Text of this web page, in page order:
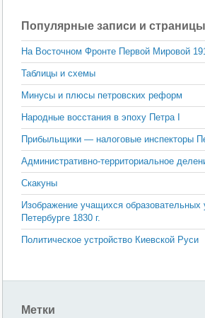
Популярные записи и страницы
На Восточном Фронте Первой Мировой
Таблицы и схемы
Минусы и плюсы петровских реформ
Народные восстания в эпоху Петра I
Прибыльщики — налоговые инспекторы
Административно-территориальное
Скакуны
Изображение учащихся образовательных
Петербурге 1830 г.
Политическое устройство Киевской Руси
Метки